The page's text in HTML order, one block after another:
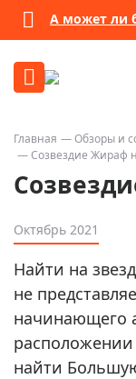
А может ли
Главная Обзоры и
Созвездие Жираф
Октябрь 2021
Найти на
не
начинающего
расположении
найти